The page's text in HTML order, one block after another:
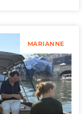
MARIANNE